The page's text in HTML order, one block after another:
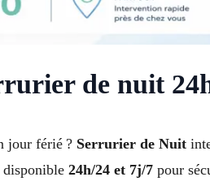
de nuit
jour férié ? Serrurier de Nuit
disponible 24h/24 et 7j/7 pour